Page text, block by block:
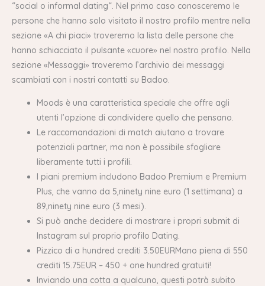
“social o informal dating“. Nel primo caso conosceremo le
persone che hanno solo visitato il nostro profilo mentre nella
sezione «A chi piaci» troveremo la lista delle persone che
hanno schiacciato il pulsante «cuore» nel nostro profilo. Nella
sezione «Messaggi» troveremo l’archivio dei messaggi
scambiati con i nostri contatti su Badoo.
Moods è una caratteristica speciale che offre agli
utenti l’opzione di condividere quello che pensano.
Le raccomandazioni di match aiutano a trovare
potenziali partner, ma non è possibile sfogliare
liberamente tutti i profili.
I piani premium includono Badoo Premium e Premium
Plus, che vanno da 5,ninety nine euro (1 settimana) a
89,ninety nine euro (3 mesi).
Si può anche decidere di mostrare i propri submit di
Instagram sul proprio profilo Dating.
Pizzico di a hundred crediti 3.50EURMano piena di 550
crediti 15.75EUR – 450 + one hundred gratuiti!
Inviando una cotta a qualcuno, questi potrà subito